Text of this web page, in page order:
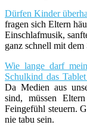
Dürfen Kinder
fragen sich Eltern
Einschlafmusik,
ganz schnell mit
Wie lange darf
Schulkind das
Da Medien aus
sind, müssen
Feingefühl steuern.
nie tabu sein.